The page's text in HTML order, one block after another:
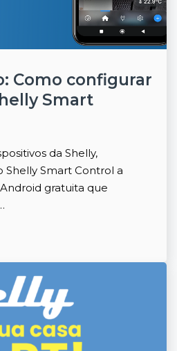
Como configurar
Smart
da Shelly,
Smart Control a
gratuita que